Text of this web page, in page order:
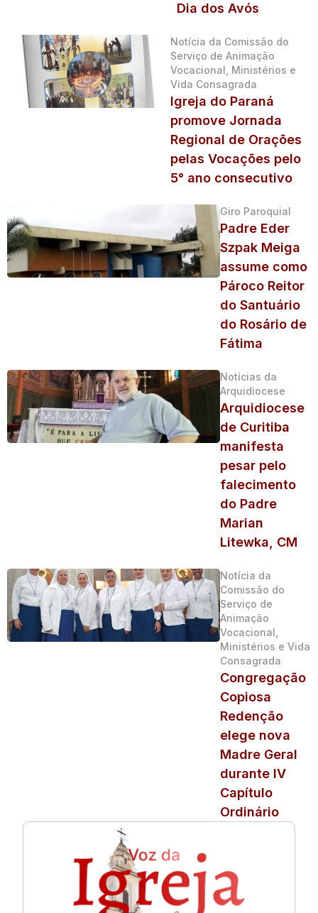
Dia dos Avós
Notícia da Comissão do
Serviço de Animação
Vocacional, Ministérios e
Vida Consagrada
Igreja do Paraná
promove Jornada
Regional de Orações
pelas Vocações pelo
5° ano consecutivo
Giro Paroquial
Padre Eder
Szpak Meiga
assume como
Pároco Reitor
do Santuário
do Rosário de
Fátima
Notícias da
Arquidiocese
Arquidiocese
de Curitiba
manifesta
pesar pelo
falecimento
do Padre
Marian
Litewka, CM
Notícia da
Comissão do
Serviço de
Animação
Vocacional,
Ministérios e Vida
Consagrada
Congregação
Copiosa
Redenção
elege nova
Madre Geral
durante IV
Capítulo
Ordinário